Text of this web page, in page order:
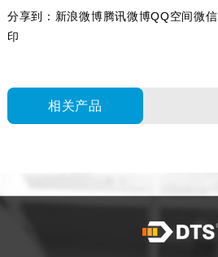
分享到： 新浪微博腾讯微博QQ空间微信
印
相关产品